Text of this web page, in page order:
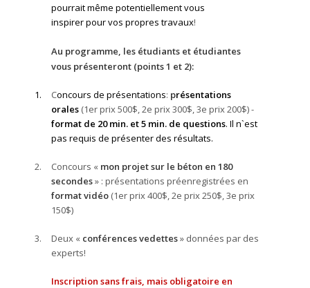
pourrait même potentiellement vous
inspirer pour vos propres travaux!
Au programme, les étudiants et étudiantes
vous présenteront (points 1 et 2):
1. Concours de présentations: présentations
orales (1erprix 500$, 2e prix 300$, 3e prix 200$) -
format de 20 min. et 5 min. de questions. Il n`est
pas requis de présenter des résultats.
2. Concours « mon projet sur le béton en 180
secondes» : présentations préenregistrées en
format vidéo (1erprix 400$, 2e prix 250$, 3e prix
150$)
3. Deux « conférences vedettes» données par des
experts!
Inscription sans frais, mais obligatoire en